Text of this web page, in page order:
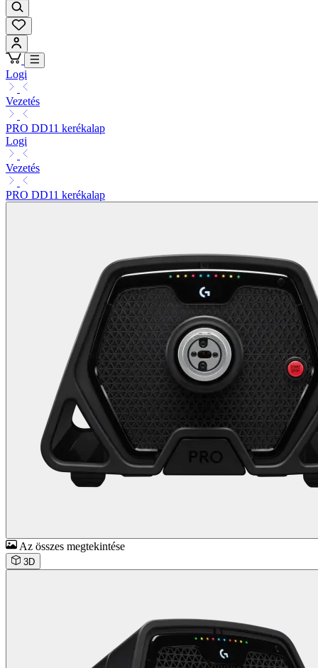
Logi
Vezetés
PRO DD11 kerékalap
Logi
Vezetés
PRO DD11 kerékalap
Az összes megtekintése
3D